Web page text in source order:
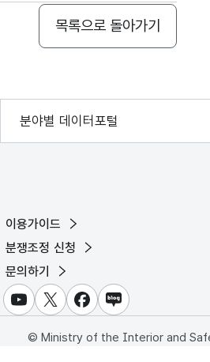
평가격자
평가격자
평가격자
평가격자
평가격자
목록으로 돌아가기
분야별 데이터포털
기상자료개방포털
국토교통부 공간정보오픈플랫폼
농림축산식품 공공데이터포털
보건의료빅데이터개방시스템
식품의약품안전처 데이터포털
이용가이드
분쟁조정 신청
문의하기
유튜브X 페이스북
블로그
© Ministry of the Interior and